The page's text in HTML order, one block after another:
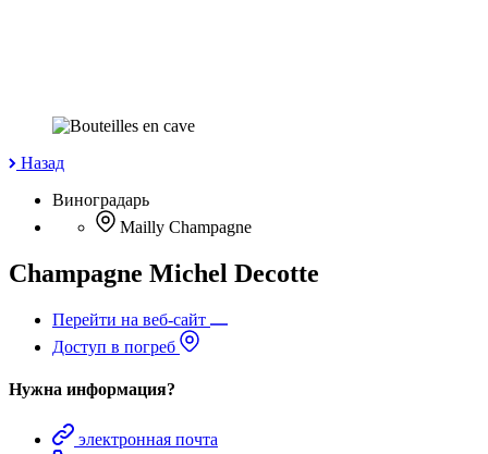
Назад
Виноградарь
Mailly Champagne
Champagne Michel Decotte
Перейти на веб-сайт
Доступ в погреб
Нужна информация?
электронная почта